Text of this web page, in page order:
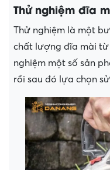
Thử nghiệm đĩa
Thử nghiệm là một
chất lượng đĩa mài từ
nghiệm một số sản
rồi sau đó lựa chọn